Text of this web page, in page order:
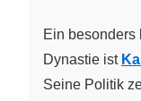
Ein besonders
Dynastie ist
Seine Politik